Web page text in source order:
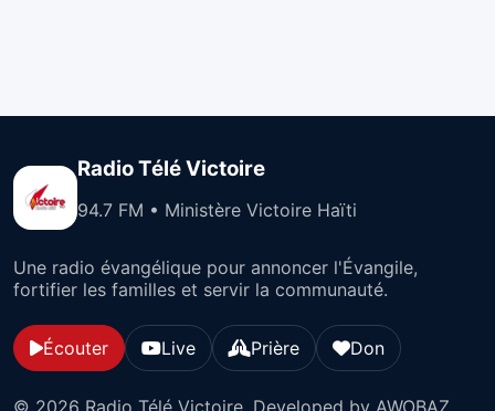
Radio Télé Victoire
94.7 FM • Ministère Victoire Haïti
Une radio évangélique pour annoncer l'Évangile,
fortifier les familles et servir la communauté.
Écouter Live Prière Don
© 2026 Radio Télé Victoire. Developed by AWOBAZ